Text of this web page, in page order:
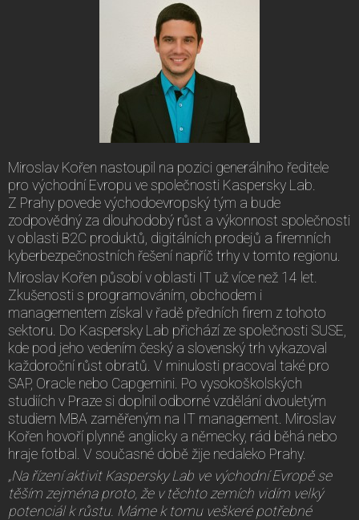
Miroslav Kořen nastoupil na pozici generálního ředitele
pro východní Evropu ve společnosti Kaspersky Lab.
Z Prahy povede východoevropský tým a bude
zodpovědný za dlouhodobý růst a výkonnost společnosti
v oblasti B2C produktů, digitálních prodejů a firemních
kyberbezpečnostních řešení napříč trhy v tomto regionu.
Miroslav Kořen působí v oblasti IT už více než 14 let.
Zkušenosti s programováním, obchodem i
managementem získal v řadě předních firem z tohoto
sektoru. Do Kaspersky Lab přichází ze společnosti SUSE,
kde pod jeho vedením český a slovenský trh vykazoval
každoroční růst obratů. V minulosti pracoval také pro
SAP, Oracle nebo Capgemini. Po vysokoškolských
studiích v Praze si doplnil odborné vzdělání dvouletým
studiem MBA zaměřeným na IT management. Miroslav
Kořen hovoří plynně anglicky a německy, rád běhá nebo
hraje fotbal. V současné době žije nedaleko Prahy.
„Na řízení aktivit Kaspersky Lab ve východní Evropě se
těším zejména proto, že v těchto zemích vidím velký
potenciál k růstu. Máme k tomu veškeré potřebné